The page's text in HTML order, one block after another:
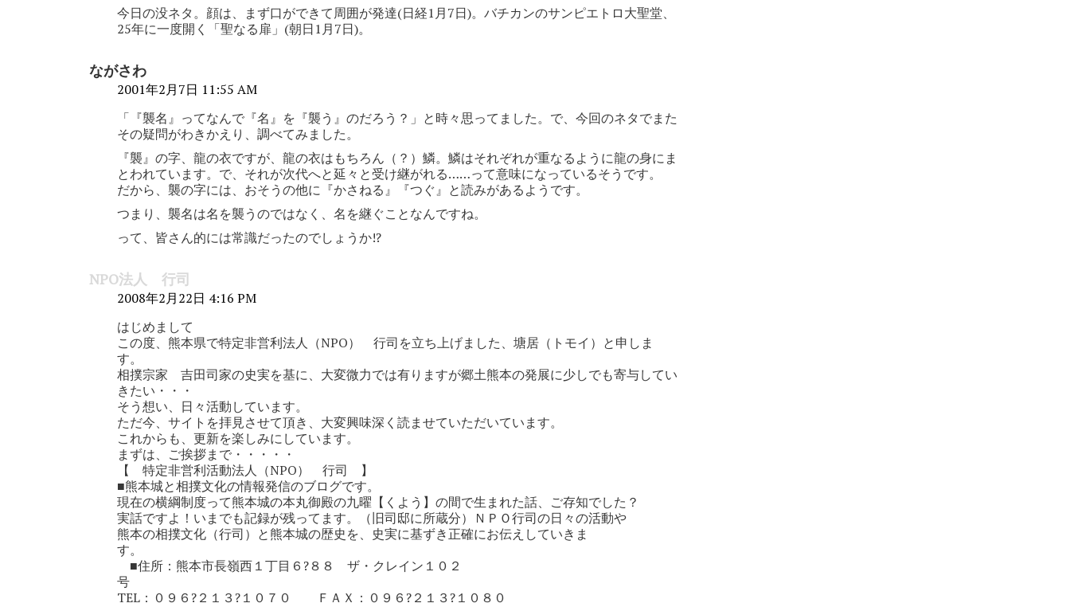
今日の没ネタ。顔は、まず口ができて周囲が発達(日経1月7日)。バチカンのサンピエトロ大聖堂、
25年に一度開く「聖なる扉」(朝日1月7日)。
ながさわ
2001年2月7日 11:55 AM
「『襲名』ってなんで『名』を『襲う』のだろう？」と時々思ってました。で、今回のネタでまた
その疑問がわきかえり、調べてみました。
『襲』の字、龍の衣ですが、龍の衣はもちろん（？）鱗。鱗はそれぞれが重なるように龍の身にま
とわれています。で、それが次代へと延々と受け継がれる……って意味になっているそうです。
だから、襲の字には、おそうの他に『かさねる』『つぐ』と読みがあるようです。
つまり、襲名は名を襲うのではなく、名を継ぐことなんですね。
って、皆さん的には常識だったのでしょうか!?
NPO法人 行司
2008年2月22日 4:16 PM
はじめまして
この度、熊本県で特定非営利法人（NPO） 行司を立ち上げました、塘居（トモイ）と申しま
す。
相撲宗家 吉田司家の史実を基に、大変微力では有りますが郷土熊本の発展に少しでも寄与してい
きたい・・・
そう想い、日々活動しています。
ただ今、サイトを拝見させて頂き、大変興味深く読ませていただいています。
これからも、更新を楽しみにしています。
まずは、ご挨拶まで・・・・・
【 特定非営利活動法人（NPO） 行司 】
■熊本城と相撲文化の情報発信のブログです。
現在の横綱制度って熊本城の本丸御殿の九曜【くよう】の間で生まれた話、ご存知でした？
実話ですよ！いまでも記録が残ってます。（旧司邸に所蔵分）ＮＰＯ行司の日々の活動や
熊本の相撲文化（行司）と熊本城の歴史を、史実に基ずき正確にお伝えしていきま
す。
■住所：熊本市長嶺西１丁目６?８８ ザ・クレイン１０２
号
TEL：０９６?２１３?１０７０ ＦＡＸ：０９６?２１３?１０８０